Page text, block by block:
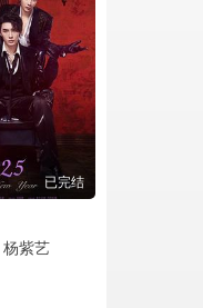
已完结
杨紫艺